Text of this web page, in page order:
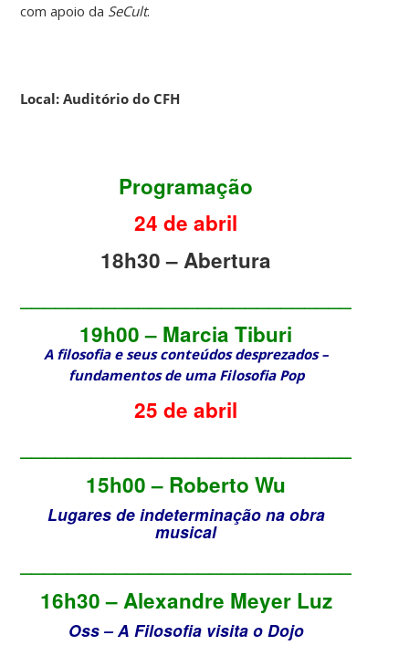
com apoio da SeCult.
Local: Auditório do CFH
Programação
24 de abril
18h30 – Abertura
19h00 – Marcia Tiburi
A filosofia e seus conteúdos desprezados –
fundamentos de uma Filosofia Pop
25 de abril
15h00 – Roberto Wu
Lugares de indeterminação na obra
musical
16h30 – Alexandre Meyer Luz
Oss – A Filosofia visita o Dojo